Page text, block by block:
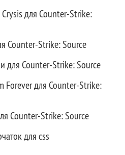
для Counter-Strike:
Counter-Strike: Source
для Counter-Strike: Source
Forever для Counter-Strike:
Counter-Strike: Source
для css